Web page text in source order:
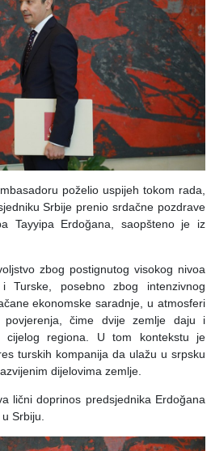
poželio uspijeh tokom rada,
Srbije prenio srdačne pozdrave
Tayyipa Erdoğana, saopšteno je iz
zbog postignutog visokog nivoa
Turske, posebno zbog intenzivnog
ekonomske saradnje, u atmosferi
povjerenja, čime dvije zemlje daju i
cijelog regiona. U tom kontekstu je
turskih kompanija da ulažu u srpsku
dijelovima zemlje.
lični doprinos predsjednika Erdoğana
Srbiju.